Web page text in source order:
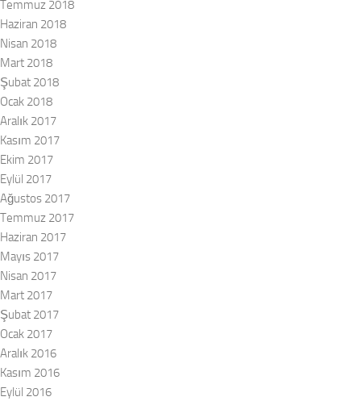
Temmuz 2018
Haziran 2018
Nisan 2018
Mart 2018
Şubat 2018
Ocak 2018
Aralık 2017
Kasım 2017
Ekim 2017
Eylül 2017
Ağustos 2017
Temmuz 2017
Haziran 2017
Mayıs 2017
Nisan 2017
Mart 2017
Şubat 2017
Ocak 2017
Aralık 2016
Kasım 2016
Eylül 2016